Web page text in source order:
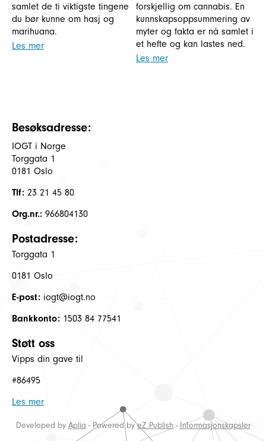
samlet de ti viktigste tingene
du bør kunne om hasj og
marihuana.
Les mer
forskjellig om cannabis. En
kunnskapsoppsummering av
myter og fakta er nå samlet i
et hefte og kan lastes ned.
Les mer
Besøksadresse:
IOGT i Norge
Torggata 1
0181 Oslo
Tlf: 23 21 45 80
Org.nr.: 966804130
Postadresse:
Torggata 1
0181 Oslo
E-post: iogt@iogt.no
Bankkonto: 1503 84 77541
Støtt oss
Vipps din gave til
#86495
Les mer
Developed by Aplia - Powered byeZ Publish-Informasjonskapsler